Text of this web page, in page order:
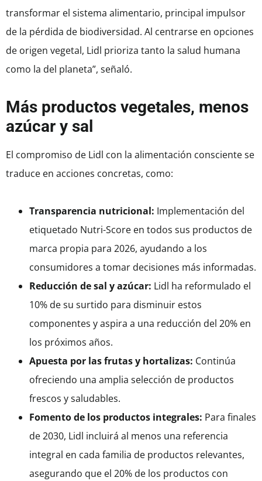
transformar el sistema alimentario, principal impulsor
de la pérdida de biodiversidad. Al centrarse en opciones
de origen vegetal, Lidl prioriza tanto la salud humana
como la del planeta”, señaló.
Más productos vegetales, menos
azúcar y sal
El compromiso de Lidl con la alimentación consciente se
traduce en acciones concretas, como:
Transparencia nutricional: Implementación del
etiquetado Nutri-Score en todos sus productos de
marca propia para 2026, ayudando a los
consumidores a tomar decisiones más informadas.
Reducción de sal y azúcar: Lidl ha reformulado el
10% de su surtido para disminuir estos
componentes y aspira a una reducción del 20% en
los próximos años.
Apuesta por las frutas y hortalizas: Continúa
ofreciendo una amplia selección de productos
frescos y saludables.
Fomento de los productos integrales: Para finales
de 2030, Lidl incluirá al menos una referencia
integral en cada familia de productos relevantes,
asegurando que el 20% de los productos con